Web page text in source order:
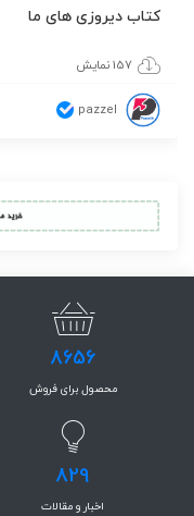
کتاب دیروزی های ما
157 نمایش
pazzel
8656
محصول برای فروش
829
اخبار و مقالات